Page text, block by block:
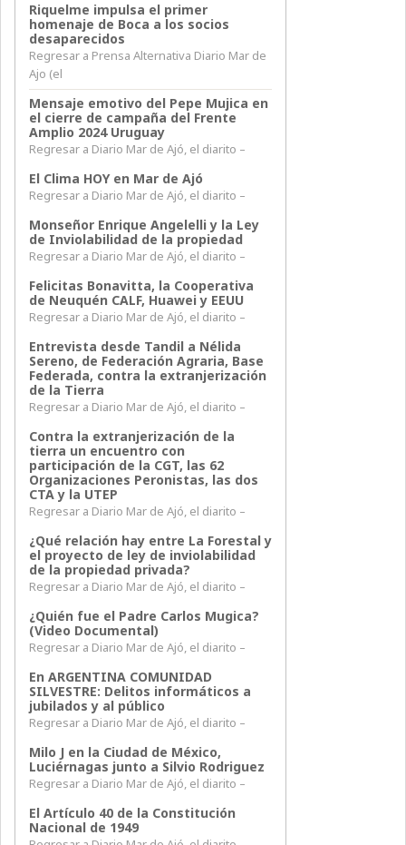
Riquelme impulsa el primer
homenaje de Boca a los socios
desaparecidos
Regresar a Prensa Alternativa Diario Mar de
Ajo (el
Mensaje emotivo del Pepe Mujica en
el cierre de campaña del Frente
Amplio 2024 Uruguay
Regresar a Diario Mar de Ajó, el diarito –
El Clima HOY en Mar de Ajó
Regresar a Diario Mar de Ajó, el diarito –
Monseñor Enrique Angelelli y la Ley
de Inviolabilidad de la propiedad
Regresar a Diario Mar de Ajó, el diarito –
Felicitas Bonavitta, la Cooperativa
de Neuquén CALF, Huawei y EEUU
Regresar a Diario Mar de Ajó, el diarito –
Entrevista desde Tandil a Nélida
Sereno, de Federación Agraria, Base
Federada, contra la extranjerización
de la Tierra
Regresar a Diario Mar de Ajó, el diarito –
Contra la extranjerización de la
tierra un encuentro con
participación de la CGT, las 62
Organizaciones Peronistas, las dos
CTA y la UTEP
Regresar a Diario Mar de Ajó, el diarito –
¿Qué relación hay entre La Forestal y
el proyecto de ley de inviolabilidad
de la propiedad privada?
Regresar a Diario Mar de Ajó, el diarito –
¿Quién fue el Padre Carlos Mugica?
(Video Documental)
Regresar a Diario Mar de Ajó, el diarito –
En ARGENTINA COMUNIDAD
SILVESTRE: Delitos informáticos a
jubilados y al público
Regresar a Diario Mar de Ajó, el diarito –
Milo J en la Ciudad de México,
Luciérnagas junto a Silvio Rodriguez
Regresar a Diario Mar de Ajó, el diarito –
El Artículo 40 de la Constitución
Nacional de 1949